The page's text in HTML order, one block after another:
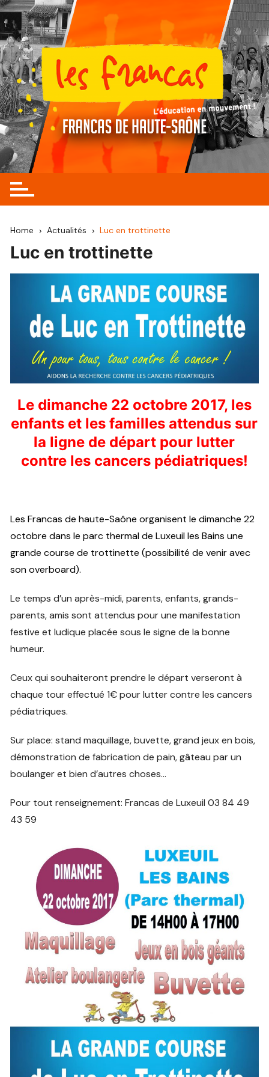
Skip
to
content
Home Actualités Luc en trottinette
Luc en trottinette
Le dimanche 22 octobre 2017, les
enfants et les familles attendus sur
la ligne de départ pour lutter
contre les cancers pédiatriques!
Les Francas de haute-Saône organisent le dimanche 22
octobre dans le parc thermal de Luxeuil les Bains une
grande course de trottinette (possibilité de venir avec
son overboard).
Le temps d’un après-midi, parents, enfants, grands-
parents, amis sont attendus pour une manifestation
festive et ludique placée sous le signe de la bonne
humeur.
Ceux qui souhaiteront prendre le départ verseront à
chaque tour effectué 1€ pour lutter contre les cancers
pédiatriques.
Sur place: stand maquillage, buvette, grand jeux en bois,
démonstration de fabrication de pain, gâteau par un
boulanger et bien d’autres choses…
Pour tout renseignement: Francas de Luxeuil 03 84 49
43 59